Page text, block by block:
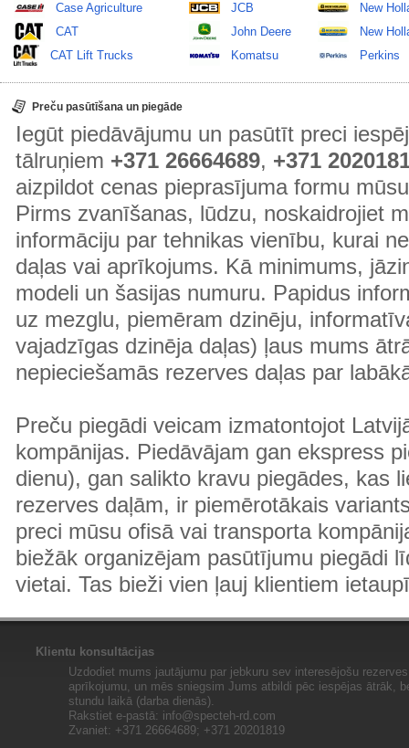
Case Agriculture
CAT
CAT Lift Trucks
JCB
John Deere
Komatsu
New
New
Perkins
Preču pasūtīšana un piegāde
Iegūt piedāvājumu un pasūtīt preci
tālruņiem +371 26664689, +371
aizpildot cenas pieprasījuma formu
Pirms zvanīšanas, lūdzu, noskaidrojiet
informāciju par tehnikas vienību, kurai
daļas vai aprīkojums. Kā minimums,
modeli un šasijas numuru. Papidus
uz mezglu, piemēram dzinēju,
vajadzīgas dzinēja daļas) ļaus mums
nepieciešamās rezerves daļas par
Preču piegādi veicam izmatontojot
kompānijas. Piedāvājam gan ekspress
dienu), gan salikto kravu piegādes, kas
rezerves daļām, ir piemērotākais
preci mūsu ofisā vai transporta
biežāk organizējam pasūtījumu piegādi
vietai. Tas bieži vien ļauj klientiem
Klientu konsultācijas
Uzdodiet mums jautājumu par jebkuru sev interesējošu
aprīkojumu, un mēs sniegsim Jums atbildi pēc iespējas ātrāk,
stundu laikā (darba dienās).
Rakstiet e-pastā: info@specteh-rd.com
Zvaniet: +371 26664689; +371 20201819